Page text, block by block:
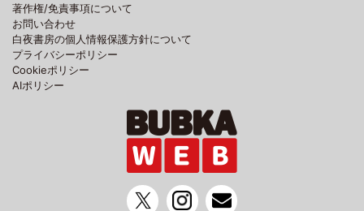
著作権/免責事項について
お問い合わせ
白夜書房の個人情報保護方針について
プライバシーポリシー
Cookieポリシー
AIポリシー